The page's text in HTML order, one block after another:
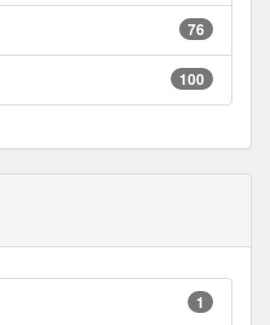
76
100
1